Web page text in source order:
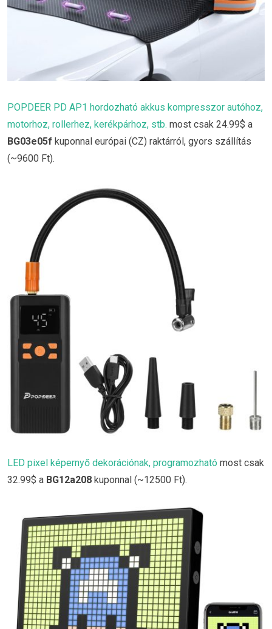
POPDEER PD AP1 hordozható akkus kompresszor autóhoz,
motorhoz, rollerhez, kerékpárhoz, stb. most csak 24.99$ a
BG03e05f kuponnal európai (CZ) raktárról, gyors szállítás
(~9600 Ft).
LED pixel képernyő dekorációnak, programozható most csak
32.99$ a BG12a208 kuponnal (~12500 Ft).